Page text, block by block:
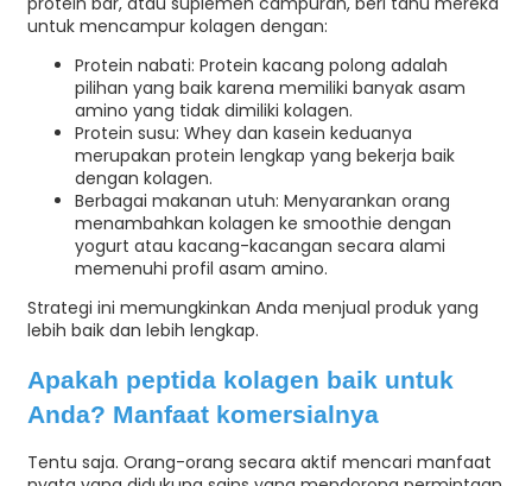
untuk mencampur kolagen dengan:
Protein nabati: Protein kacang polong adalah
pilihan yang baik karena memiliki banyak asam
amino yang tidak dimiliki kolagen.
Protein susu: Whey dan kasein keduanya
merupakan protein lengkap yang bekerja baik
dengan kolagen.
Berbagai makanan utuh: Menyarankan orang
menambahkan kolagen ke smoothie dengan
yogurt atau kacang-kacangan secara alami
memenuhi profil asam amino.
Strategi ini memungkinkan Anda menjual produk yang
lebih baik dan lebih lengkap.
Apakah peptida kolagen baik untuk
Anda? Manfaat komersialnya
Tentu saja. Orang-orang secara aktif mencari manfaat